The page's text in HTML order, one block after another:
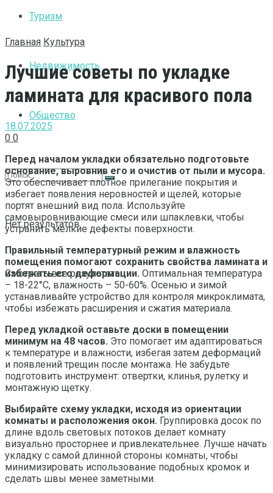
Туризм
Недвижимость
Общество
Нет результатов
Смотреть все результаты
Главная Культура
Лучшие советы по укладке
ламината для красивого пола
18.07.2025
0 0
Перед началом укладки обязательно подготовьте
основание, выровнив его и очистив от пыли и мусора.
Это обеспечивает плотное прилегание покрытия и
избегает появления неровностей и щелей, которые
портят внешний вид пола. Используйте
самовыровнивающие смеси или шпаклевки, чтобы
устранить мелкие дефекты поверхности.
Правильный температурный режим и влажность
помещения помогают сохранить свойства ламината и
избежать его деформации. Оптимальная температура
– 18-22°C, влажность – 50-60%. Осенью и зимой
устанавливайте устройство для контроля микроклимата,
чтобы избежать расширения и сжатия материала.
Перед укладкой оставьте доски в помещении
минимум на 48 часов. Это помогает им адаптироваться
к температуре и влажности, избегая затем деформаций
и появлений трещин после монтажа. Не забудьте
подготовить инструмент: отвертки, клинья, рулетку и
монтажную щетку.
Выбирайте схему укладки, исходя из ориентации
комнаты и расположения окон. Группировка досок по
длине вдоль световых потоков делает комнату
визуально просторнее и привлекательнее. Лучше начать
укладку с самой длинной стороны комнаты, чтобы
минимизировать использование подобных кромок и
сделать швы менее заметными.